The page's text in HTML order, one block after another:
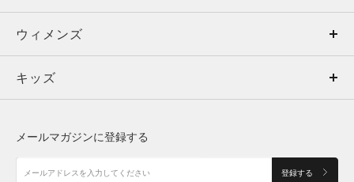
ウィメンズ
キッズ
アクセサリー
トップス
ボトムス
アクセサリー
ウィメンズ
トップス
シューズ
キッズ
メールマガジンに登録する
登録する